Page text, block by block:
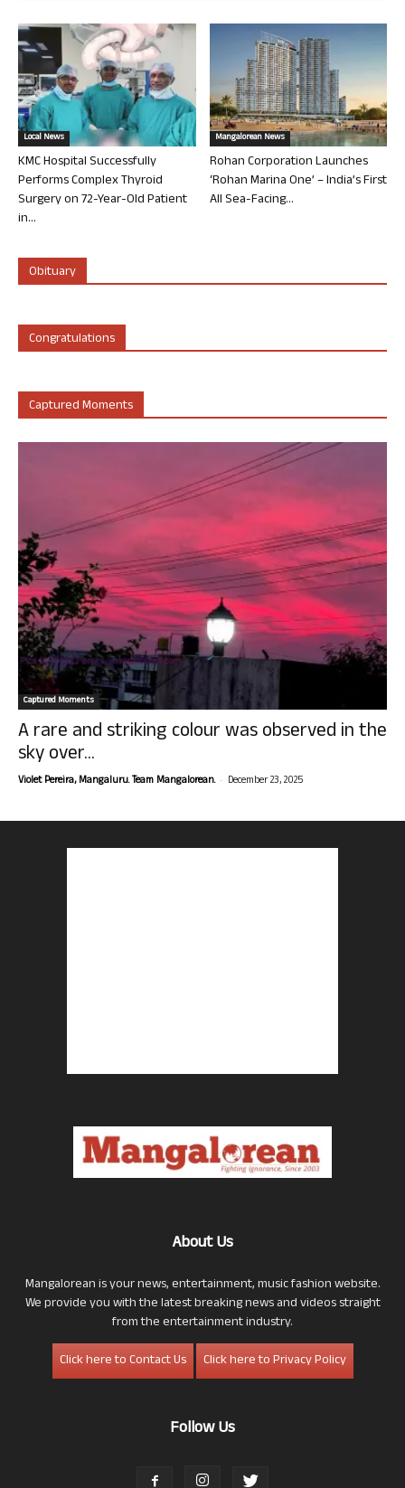
Local News
KMC Hospital Successfully
Performs Complex Thyroid
Surgery on 72-Year-Old Patient
in...
Mangalorean News
Rohan Corporation Launches
‘Rohan Marina One’ – India’s First
All Sea-Facing...
Obituary
Congratulations
Captured Moments
Captured Moments
A rare and striking colour was observed in the
sky over...
Violet Pereira, Mangaluru. Team Mangalorean. - December 23, 2025
About Us
Mangalorean is your news, entertainment, music fashion website.
We provide you with the latest breaking news and videos straight
from the entertainment industry.
Click here to Contact Us
Click here to Privacy Policy
Follow Us